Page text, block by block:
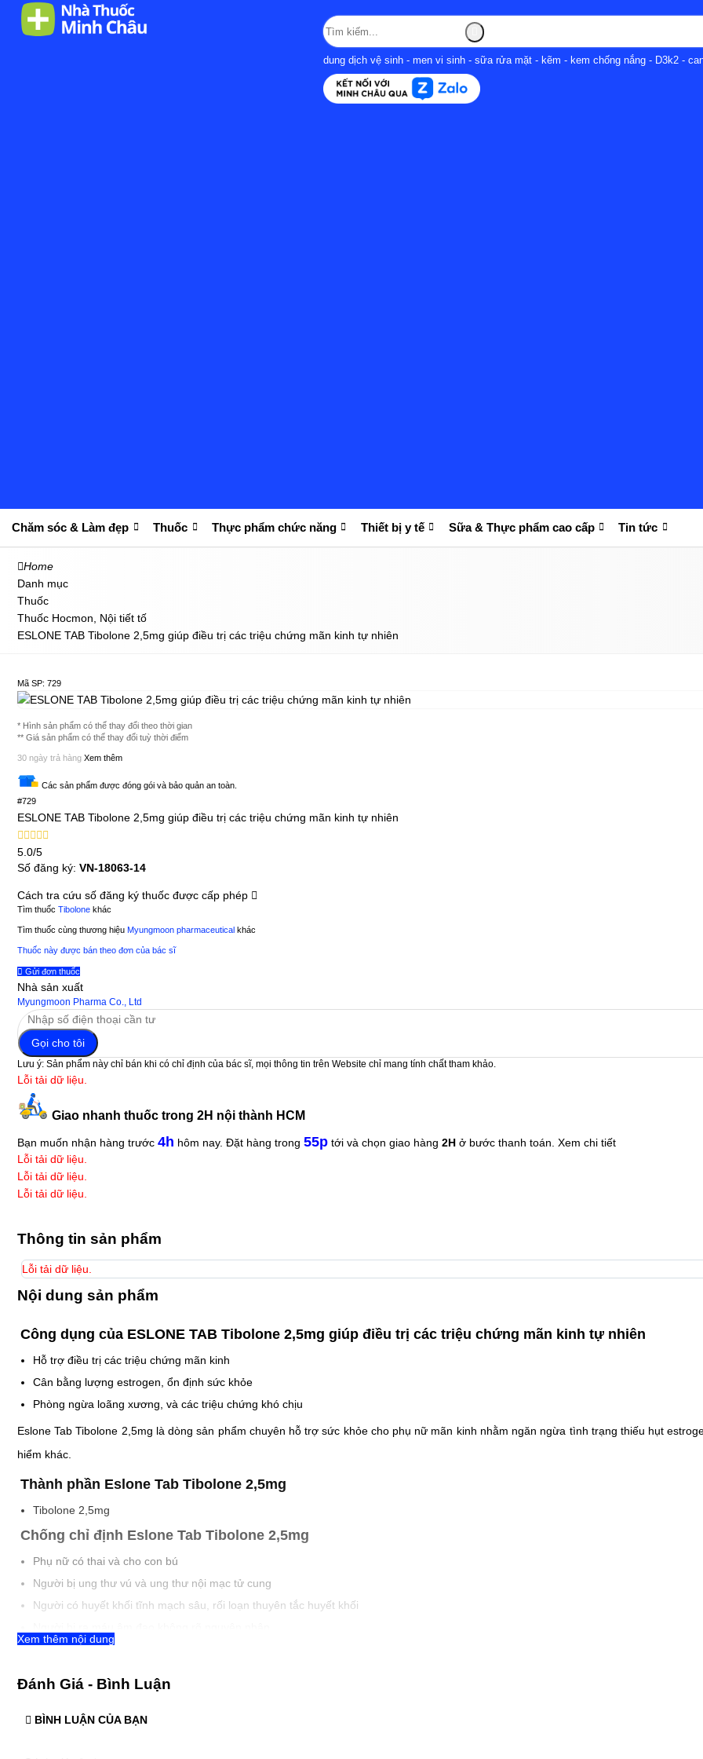
dung dịch vệ sinh - men vi sinh - sữa rửa mặt - kẽm - kem chống nắng - D3k2 -
Chăm sóc & Làm đẹp Thuốc Thực phẩm chức năng Thiết bị y tế Sữa & Thực phẩm cao cấp Tin tức
Home
Danh mục
Thuốc
Thuốc Hocmon, Nội tiết tố
ESLONE TAB Tibolone 2,5mg giúp điều trị các triệu chứng mãn kinh tự nhiên
Mã SP: 729
* Hình sản phẩm có thể thay đổi theo thời gian
** Giá sản phẩm có thể thay đổi tuỳ thời điểm
30 ngày trả hàng Xem thêm
Các sản phẩm được đóng gói và bảo quản an toàn.
#729
ESLONE TAB Tibolone 2,5mg giúp điều trị các triệu chứng mãn kinh tự nhiên
5.0/5
Số đăng ký: VN-18063-14
Cách tra cứu số đăng ký thuốc được cấp phép
Tìm thuốc Tibolone khác
Tìm thuốc cùng thương hiệu Myungmoon pharmaceutical khác
Thuốc này được bán theo đơn của bác sĩ
Gửi đơn thuốc
Nhà sản xuất
Myungmoon Pharma Co., Ltd
Gọi cho tôi
Lưu ý: Sản phẩm này chỉ bán khi có chỉ định của bác sĩ, mọi thông tin trên Website chỉ mang tính chất tham khảo.
Lỗi tải dữ liệu.
Giao nhanh thuốc trong 2H nội thành HCM
Bạn muốn nhận hàng trước 4h hôm nay. Đặt hàng trong 55p tới và chọn giao hàng 2H ở bước thanh toán. Xem chi tiết
Lỗi tải dữ liệu.
Lỗi tải dữ liệu.
Lỗi tải dữ liệu.
Thông tin sản phẩm
Lỗi tải dữ liệu.
Nội dung sản phẩm
Công dụng của ESLONE TAB Tibolone 2,5mg giúp điều trị các triệu chứng mãn kinh tự nhiên
Hỗ trợ điều trị các triệu chứng mãn kinh
Cân bằng lượng estrogen, ổn định sức khỏe
Phòng ngừa loãng xương, và các triệu chứng khó chịu
Eslone Tab Tibolone 2,5mg là dòng sản phẩm chuyên hỗ trợ sức khỏe cho phụ nữ mãn kinh nhằm ngăn ngừa tình trạng thiếu hụt
hiểm khác.
Thành phần Eslone Tab Tibolone 2,5mg
Tibolone 2,5mg
Chống chỉ định Eslone Tab Tibolone 2,5mg
Phụ nữ có thai và cho con bú
Người bị ung thư vú và ung thư nội mạc tử cung
Người có huyết khối tĩnh mạch sâu, rối loạn thuyên tắc huyết khối
Người bị rối loạn chức năng gan, dị ứng với lactose
Công dụng Eslone Tab Tibolone 2,5mg
Hỗ trợ điều trị các triệu chứng do mãn kinh tự nhiên hoặc nhân tạo.
Xem thêm nội dung
Đánh Giá - Bình Luận
BÌNH LUẬN CỦA BẠN